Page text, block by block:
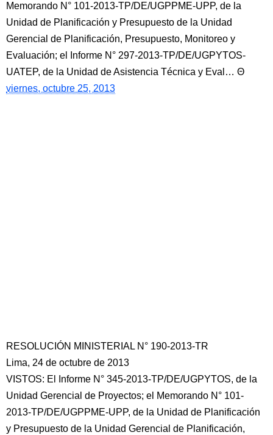
Memorando N° 101-2013-TP/DE/UGPPME-UPP, de la
Unidad de Planificación y Presupuesto de la Unidad
Gerencial de Planificación, Presupuesto, Monitoreo y
Evaluación; el Informe N° 297-2013-TP/DE/UGPYTOS-
UATEP, de la Unidad de Asistencia Técnica y Eval…
viernes, octubre 25, 2013
RESOLUCIÓN MINISTERIAL N° 190-2013-TR
Lima, 24 de octubre de 2013
VISTOS: El Informe N° 345-2013-TP/DE/UGPYTOS, de la
Unidad Gerencial de Proyectos; el Memorando N° 101-
2013-TP/DE/UGPPME-UPP, de la Unidad de Planificación
y Presupuesto de la Unidad Gerencial de Planificación,